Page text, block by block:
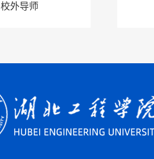
校外导师